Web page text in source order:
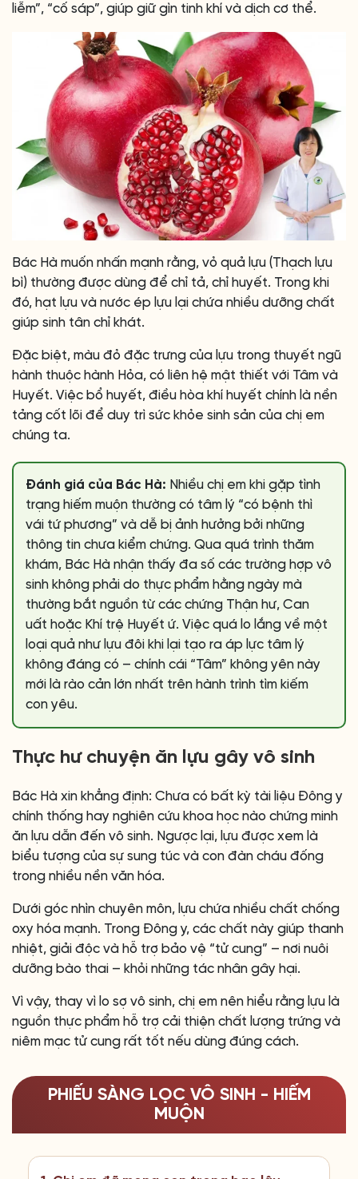
liễm”, “cố sáp”, giúp giữ gìn tinh khí và dịch cơ thể.
Bác Hà muốn nhấn mạnh rằng, vỏ quả lựu (Thạch lựu
bì) thường được dùng để chỉ tả, chỉ huyết. Trong khi
đó, hạt lựu và nước ép lựu lại chứa nhiều dưỡng chất
giúp sinh tân chỉ khát.
Đặc biệt, màu đỏ đặc trưng của lựu trong thuyết ngũ
hành thuộc hành Hỏa, có liên hệ mật thiết với Tâm và
Huyết. Việc bổ huyết, điều hòa khí huyết chính là nền
tảng cốt lõi để duy trì sức khỏe sinh sản của chị em
chúng ta.
Đánh giá của Bác Hà: Nhiều chị em khi gặp tình
trạng hiếm muộn thường có tâm lý “có bệnh thì
vái tứ phương” và dễ bị ảnh hưởng bởi những
thông tin chưa kiểm chứng. Qua quá trình thăm
khám, Bác Hà nhận thấy đa số các trường hợp vô
sinh không phải do thực phẩm hằng ngày mà
thường bắt nguồn từ các chứng Thận hư, Can
uất hoặc Khí trệ Huyết ứ. Việc quá lo lắng về một
loại quả như lựu đôi khi lại tạo ra áp lực tâm lý
không đáng có – chính cái “Tâm” không yên này
mới là rào cản lớn nhất trên hành trình tìm kiếm
con yêu.
Thực hư chuyện ăn lựu gây vô sinh
Bác Hà xin khẳng định: Chưa có bất kỳ tài liệu Đông y
chính thống hay nghiên cứu khoa học nào chứng minh
ăn lựu dẫn đến vô sinh. Ngược lại, lựu được xem là
biểu tượng của sự sung túc và con đàn cháu đống
trong nhiều nền văn hóa.
Dưới góc nhìn chuyên môn, lựu chứa nhiều chất chống
oxy hóa mạnh. Trong Đông y, các chất này giúp thanh
nhiệt, giải độc và hỗ trợ bảo vệ “tử cung” – nơi nuôi
dưỡng bào thai – khỏi những tác nhân gây hại.
Vì vậy, thay vì lo sợ vô sinh, chị em nên hiểu rằng lựu là
nguồn thực phẩm hỗ trợ cải thiện chất lượng trứng và
niêm mạc tử cung rất tốt nếu dùng đúng cách.
PHIẾU SÀNG LỌC VÔ SINH - HIẾM
MUỘN